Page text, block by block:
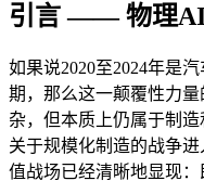
引言 —— 物理
如果说2020至2024年是
期，那么这一颠覆性力
杂，但本质上仍属于制
关于规模化制造的战争
值战场已经清晰地显现